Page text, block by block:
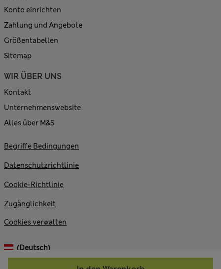
Konto einrichten
Zahlung und Angebote
Größentabellen
Sitemap
WIR ÜBER UNS
Kontakt
Unternehmenswebsite
Alles über M&S
Begriffe Bedingungen
Datenschutzrichtlinie
Cookie-Richtlinie
Zugänglichkeit
Cookies verwalten
(Deutsch)